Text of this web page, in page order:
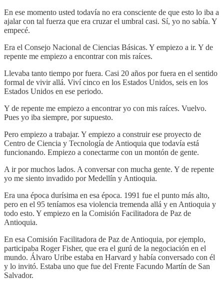
En ese momento usted todavía no era consciente de que esto lo iba a
ajalar con tal fuerza que era cruzar el umbral casi. Sí, yo no sabía. Y
empecé.
Era el Consejo Nacional de Ciencias Básicas. Y empiezo a ir. Y de
repente me empiezo a encontrar con mis raíces.
Llevaba tanto tiempo por fuera. Casi 20 años por fuera en el sentido
formal de vivir allá. Viví cinco en los Estados Unidos, seis en los
Estados Unidos en ese periodo.
Y de repente me empiezo a encontrar yo con mis raíces. Vuelvo.
Pues yo iba siempre, por supuesto.
Pero empiezo a trabajar. Y empiezo a construir ese proyecto de
Centro de Ciencia y Tecnología de Antioquia que todavía está
funcionando. Empiezo a conectarme con un montón de gente.
A ir por muchos lados. A conversar con mucha gente. Y de repente
yo me siento invadido por Medellín y Antioquia.
Era una época durísima en esa época. 1991 fue el punto más alto,
pero en el 95 teníamos esa violencia tremenda allá y en Antioquia y
todo esto. Y empiezo en la Comisión Facilitadora de Paz de
Antioquia.
En esa Comisión Facilitadora de Paz de Antioquia, por ejemplo,
participaba Roger Fisher, que era el gurú de la negociación en el
mundo. Álvaro Uribe estaba en Harvard y había conversado con él
y lo invitó. Estaba uno que fue del Frente Facundo Martín de San
Salvador.